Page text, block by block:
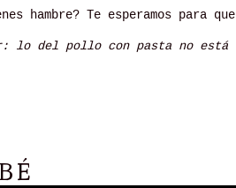
hambre? Te esperamos para
lo del pollo con pasta no está